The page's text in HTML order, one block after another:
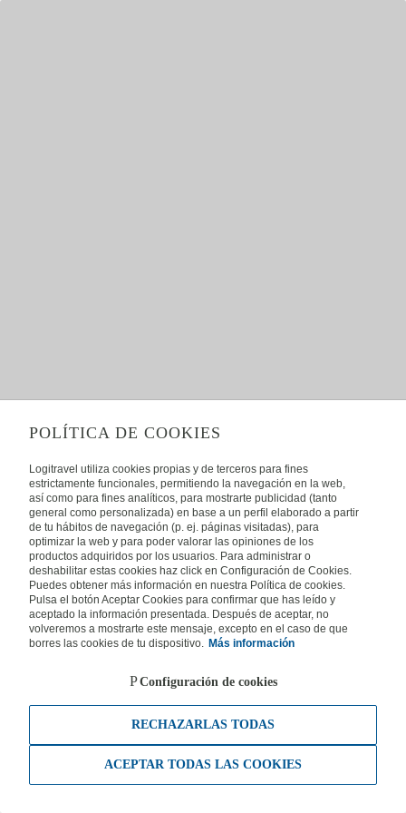
POLÍTICA DE COOKIES
Logitravel utiliza cookies propias y de terceros para fines
estrictamente funcionales, permitiendo la navegación en la web,
así como para fines analíticos, para mostrarte publicidad (tanto
general como personalizada) en base a un perfil elaborado a partir
de tu hábitos de navegación (p. ej. páginas visitadas), para
optimizar la web y para poder valorar las opiniones de los
productos adquiridos por los usuarios. Para administrar o
deshabilitar estas cookies haz click en Configuración de Cookies.
Puedes obtener más información en nuestra Política de cookies.
Pulsa el botón Aceptar Cookies para confirmar que has leído y
aceptado la información presentada. Después de aceptar, no
volveremos a mostrarte este mensaje, excepto en el caso de que
borres las cookies de tu dispositivo. Más información
Configuración de cookies
RECHAZARLAS TODAS
ACEPTAR TODAS LAS COOKIES